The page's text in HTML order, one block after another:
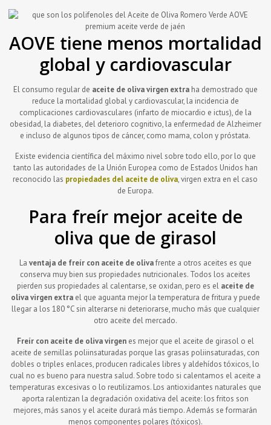
AOVE tiene menos mortalidad
global y cardiovascular
El consumo regular de aceite de oliva virgen extraha demostrado que
reduce la mortalidad global y cardiovascular, la incidencia de
complicaciones cardiovasculares (infarto de miocardio e ictus), de la
obesidad, la diabetes, del deterioro cognitivo, la enfermedad de Alzheimer
e incluso de algunos tipos de cáncer, como mama, colon y próstata.
Existe evidencia científica del máximo nivel sobre todo ello, por lo que
tanto las autoridades de la Unión Europea como de Estados Unidos han
reconocido las propiedades del aceite de oliva, virgen extra en el caso
de Europa.
Para freír mejor aceite de
oliva que de girasol
La ventaja de freír con aceite de olivafrente a otros aceites es que
conserva muy bien sus propiedades nutricionales. Todos los aceites
pierden sus propiedades al calentarse, se oxidan, pero es el aceite de
oliva virgen extra el que aguanta mejor la temperatura de fritura y puede
llegar a los 180 °C sin alterarse ni deteriorarse, mucho más que cualquier
otro aceite del mercado.
Freír con aceite de oliva virgenes mejor que el aceite de girasol o el
aceite de semillas poliinsaturadas porque las grasas poliinsaturadas, con
dobles o triples enlaces, producen radicales libres y aldehídos tóxicos, lo
cual no es bueno para nuestra salud. Sobre todo si calentamos el aceite a
temperaturas excesivas o lo reutilizamos. Los antioxidantes naturales que
aporta ralentizan la degradación oxidativa del aceite: los fritos son
mejores, más sanos y el aceite durará más tiempo. Además se formarán
menos componentes polares (tóxicos).